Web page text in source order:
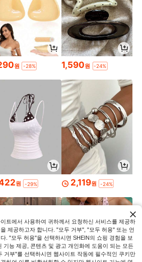
원 -28% 1,590원 -24%
원 -29% 2,119원 -24%
트에서 사용하여 귀하께서 요청하신 서비스를 제공하
제공하고자 합니다. "모두 거부", "모두 허용" 또는 언
. "모두 허용"을 선택하시면 SHEIN의 쇼핑 경험을 보
기능 제공, 콘텐츠 및 광고 개인화에 도움이 되는 모든
거부"를 선택하시면 웹사이트 작동에 필수적인 쿠키만